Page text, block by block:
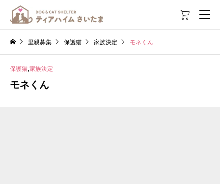

里親募集 保護猫 家族決定 モネくん
保護猫,家族決定
モネくん